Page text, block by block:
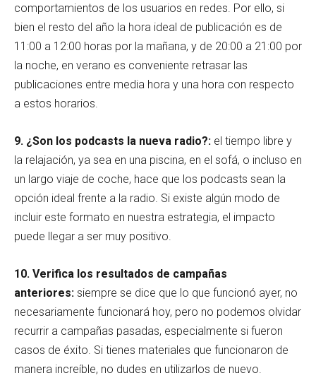
comportamientos de los usuarios en redes. Por ello, si
bien el resto del año la hora ideal de publicación es de
11:00 a 12:00 horas por la mañana, y de 20:00 a 21:00 por
la noche, en verano es conveniente retrasar las
publicaciones entre media hora y una hora con respecto
a estos horarios.
9. ¿Son los podcasts la nueva radio?: el tiempo libre y
la relajación, ya sea en una piscina, en el sofá, o incluso en
un largo viaje de coche, hace que los podcasts sean la
opción ideal frente a la radio. Si existe algún modo de
incluir este formato en nuestra estrategia, el impacto
puede llegar a ser muy positivo.
10. Verifica los resultados de campañas
anteriores: siempre se dice que lo que funcionó ayer, no
necesariamente funcionará hoy, pero no podemos olvidar
recurrir a campañas pasadas, especialmente si fueron
casos de éxito. Si tienes materiales que funcionaron de
manera increíble, no dudes en utilizarlos de nuevo.